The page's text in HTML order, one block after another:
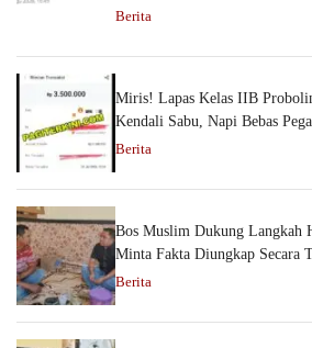
Berita
Miris! Lapas Kelas IIB
Kendali Sabu, Napi Bebas
Berita
Bos Muslim Dukung Langkah
Minta Fakta Diungkap Secara
Berita